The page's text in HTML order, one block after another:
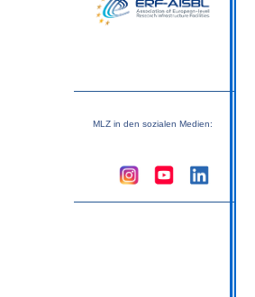
MLZ in den sozialen Medien: